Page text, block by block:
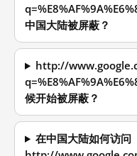
中国大陆被屏蔽？
http://
候开始被屏蔽？
在中国大陆如何访问